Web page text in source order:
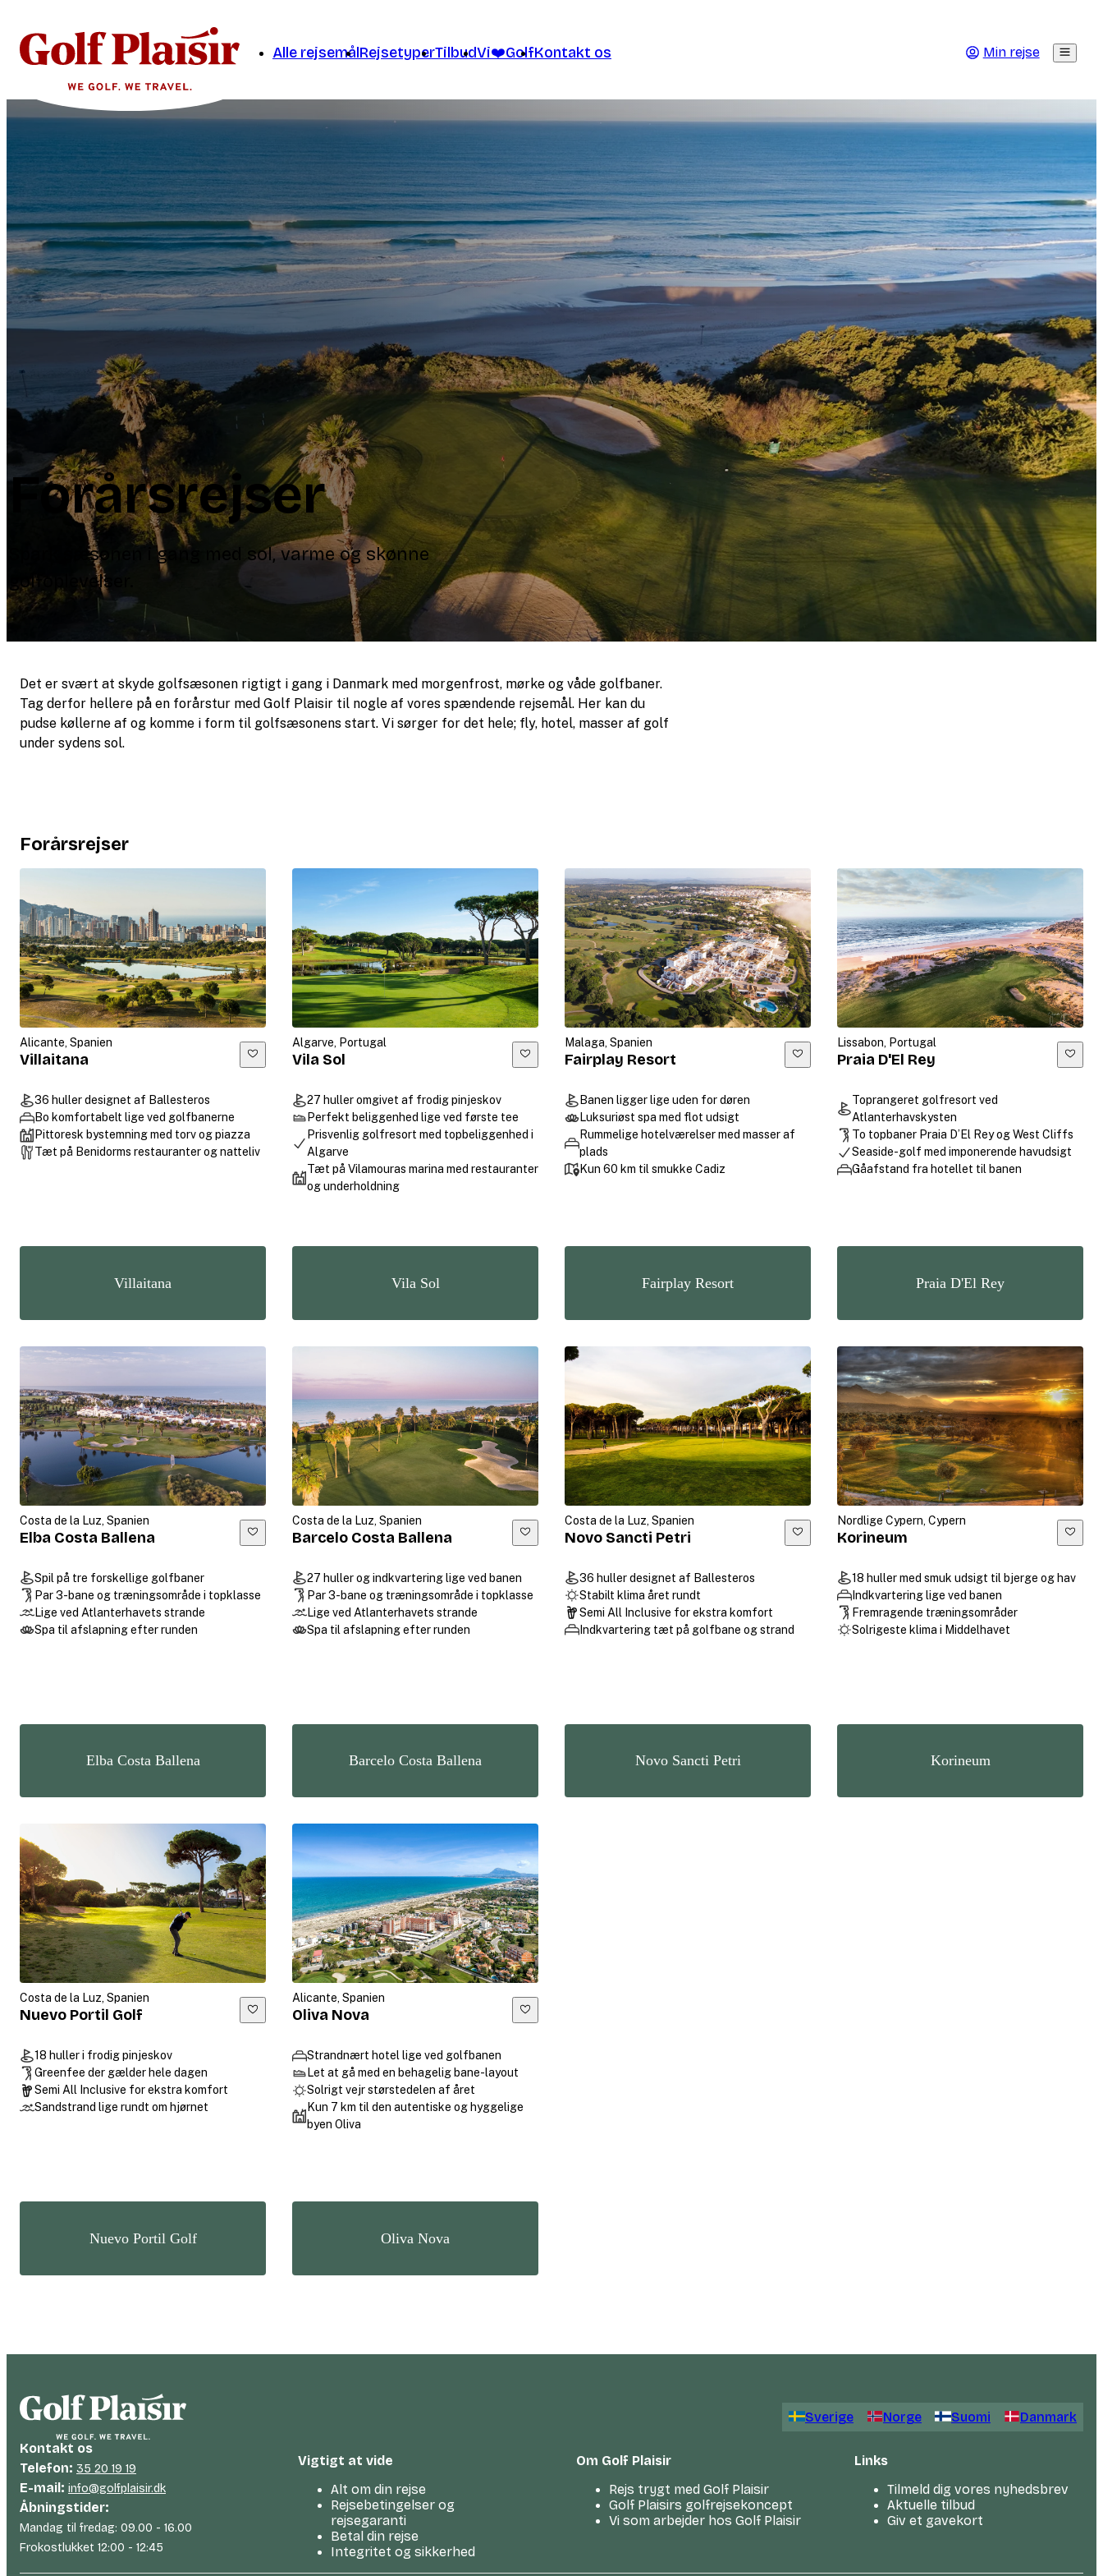
Alle rejsemålRejsetyperTilbudVi❤️GolfKontakt os Min rejse
Forårsrejser
Spark sæsonen i gang med sol, varme og skønne
golfoplevelser.
Det er svært at skyde golfsæsonen rigtigt i gang i Danmark med morgenfrost, mørke og våde golfbaner.
Tag derfor hellere på en forårstur med Golf Plaisir til nogle af vores spændende rejsemål. Her kan du
pudse køllerne af og komme i form til golfsæsonens start. Vi sørger for det hele; fly, hotel, masser af golf
under sydens sol.
Forårsrejser
Alicante, Spanien
Villaitana
36 huller designet af Ballesteros
Bo komfortabelt lige ved golfbanerne
Pittoresk bystemning med torv og piazza
Tæt på Benidorms restauranter og natteliv
Villaitana
Algarve, Portugal
Vila Sol
27 huller omgivet af frodig pinjeskov
Perfekt beliggenhed lige ved første tee
Prisvenlig golfresort med topbeliggenhed i
Algarve
Tæt på Vilamouras marina med restauranter
og underholdning
Vila Sol
Malaga, Spanien
Fairplay Resort
Banen ligger lige uden for døren
Luksuriøst spa med flot udsigt
Rummelige hotelværelser med masser af
plads
Kun 60 km til smukke Cadiz
Fairplay Resort
Lissabon, Portugal
Praia D'El Rey
Toprangeret golfresort ved
Atlanterhavskysten
To topbaner Praia D’El Rey og West Cliffs
Seaside-golf med imponerende havudsigt
Gåafstand fra hotellet til banen
Praia D'El Rey
Costa de la Luz, Spanien
Elba Costa Ballena
Spil på tre forskellige golfbaner
Par 3-bane og træningsområde i topklasse
Lige ved Atlanterhavets strande
Spa til afslapning efter runden
Elba Costa Ballena
Costa de la Luz, Spanien
Barcelo Costa Ballena
27 huller og indkvartering lige ved banen
Par 3-bane og træningsområde i topklasse
Lige ved Atlanterhavets strande
Spa til afslapning efter runden
Barcelo Costa Ballena
Costa de la Luz, Spanien
Novo Sancti Petri
36 huller designet af Ballesteros
Stabilt klima året rundt
Semi All Inclusive for ekstra komfort
Indkvartering tæt på golfbane og strand
Novo Sancti Petri
Nordlige Cypern, Cypern
Korineum
18 huller med smuk udsigt til bjerge og hav
Indkvartering lige ved banen
Fremragende træningsområder
Solrigeste klima i Middelhavet
Korineum
Costa de la Luz, Spanien
Nuevo Portil Golf
18 huller i frodig pinjeskov
Greenfee der gælder hele dagen
Semi All Inclusive for ekstra komfort
Sandstrand lige rundt om hjørnet
Nuevo Portil Golf
Alicante, Spanien
Oliva Nova
Strandnært hotel lige ved golfbanen
Let at gå med en behagelig bane-layout
Solrigt vejr størstedelen af året
Kun 7 km til den autentiske og hyggelige
byen Oliva
Oliva Nova
Sverige Norge Suomi Danmark
Kontakt os
Telefon: 35 20 19 19
E-mail: info@golfplaisir.dk
Åbningstider:
Mandag til fredag: 09.00 - 16.00
Frokostlukket 12:00 - 12:45
Vigtigt at vide
Alt om din rejse
Rejsebetingelser og
rejsegaranti
Betal din rejse
Integritet og sikkerhed
Om Golf Plaisir
Rejs trygt med Golf Plaisir
Golf Plaisirs golfrejsekoncept
Vi som arbejder hos Golf Plaisir
Links
Tilmeld dig vores nyhedsbrev
Aktuelle tilbud
Giv et gavekort